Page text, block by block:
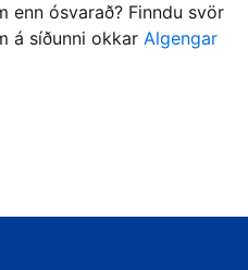
enn ósvarað? Finndu svör
á síðunni okkar Algengar